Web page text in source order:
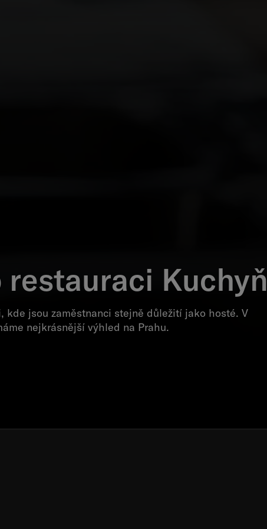
Kuchyň
kde jsou zaměstnanci stejně důležití jako hosté. V
nejkrásnější výhled na Prahu.